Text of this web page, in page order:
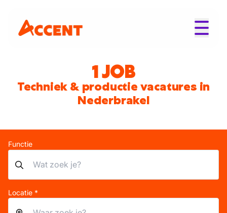
1 JOB
Techniek & productie vacatures in
Nederbrakel
Functie
Locatie *